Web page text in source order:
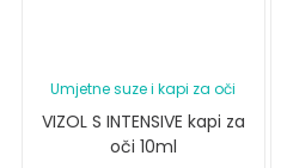
Umjetne suze i kapi za oči
VIZOL S INTENSIVE kapi za
oči 10ml